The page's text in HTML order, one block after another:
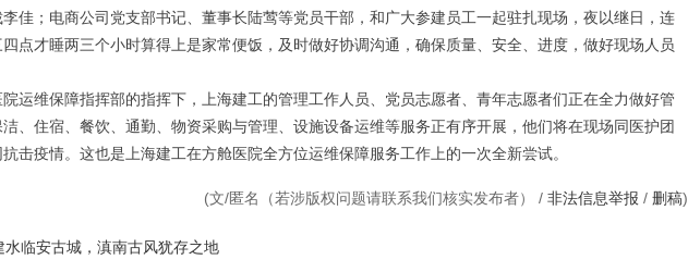
佳；电商公司党支部书记、董事长陆莺等党员干部，和广大参建员工一起驻扎现场，夜以继日，连
点才睡两三个小时算得上是家常便饭，及时做好协调沟通，确保质量、安全、进度，做好现场人员
运维保障指挥部的指挥下，上海建工的管理工作人员、党员志愿者、青年志愿者们正在全力做好管
、住宿、餐饮、通勤、物资采购与管理、设施设备运维等服务正有序开展，他们将在现场同医护团
击疫情。这也是上海建工在方舱医院全方位运维保障服务工作上的一次全新尝试。
(文/匿名（若涉版权问题请联系我们核实发布者） / 非法信息举报 / 删稿)
临安古城，滇南古风犹存之地